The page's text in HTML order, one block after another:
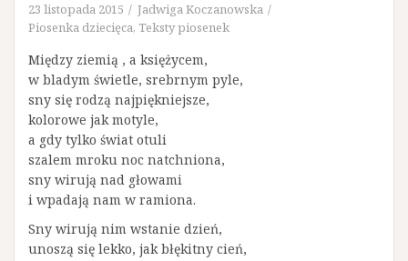
23 listopada 2015
Jadwiga Koczanowska
Piosenka dziecięca, Teksty piosenek
Między ziemią , a księżycem,
w bladym świetle, srebrnym pyle,
sny się rodzą najpiękniejsze,
kolorowe jak motyle,
a gdy tylko świat otuli
szalem mroku noc natchniona,
sny wirują nad głowami
i wpadają nam w ramiona.
Sny wirują nim wstanie dzień,
unoszą się lekko, jak błękitny cień,